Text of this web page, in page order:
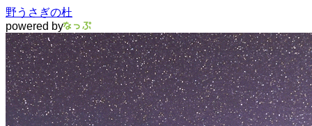
野うさぎの杜
powered by